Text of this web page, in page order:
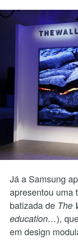
Já a Samsung
apresentou uma
batizada de The
education…),
em design